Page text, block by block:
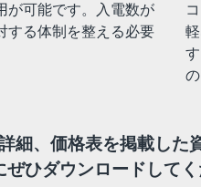
が可能です。入電数が
する体制を整える必要
細、価格表を掲載した
ひダウンロードしてく